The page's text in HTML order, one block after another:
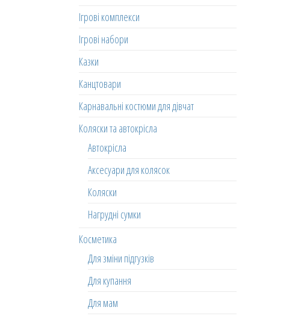
Ігрові комплекси
Ігрові набори
Казки
Канцтовари
Карнавальні костюми для дівчат
Коляски та автокрісла
Автокрісла
Аксесуари для колясок
Коляски
Нагрудні сумки
Косметика
Для зміни підгузків
Для купання
Для мам